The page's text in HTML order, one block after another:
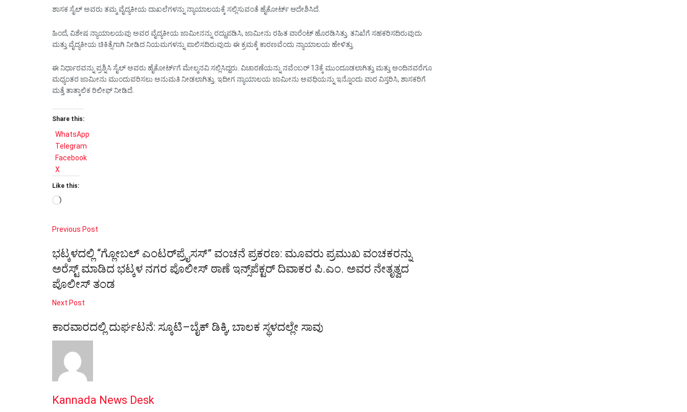
ಶಾಸಕ ಸೈಲ್ ಅವರು ತಮ್ಮ ವೈದ್ಯಕೀಯ ದಾಖಲೆಗಳನ್ನು ನ್ಯಾಯಾಲಯಕ್ಕೆ ಸಲ್ಲಿಸುವಂತೆ ಹೈಕೋರ್ಟ್ ಆದೇಶಿಸಿದೆ.
ಹಿಂದೆ, ವಿಶೇಷ ನ್ಯಾಯಾಲಯವು ಅವರ ವೈದ್ಯಕೀಯ ಜಾಮೀನನ್ನು ರದ್ದುಪಡಿಸಿ, ಜಾಮೀನು ರಹಿತ ವಾರೆಂಟ್ ಹೊರಡಿಸಿತ್ತು. ತನಿಖೆಗೆ ಸಹಕರಿಸದಿರುವುದು
ಮತ್ತು ವೈದ್ಯಕೀಯ ಚಿಕಿತ್ಸೆಗಾಗಿ ನೀಡಿದ ನಿಯಮಗಳನ್ನು ಪಾಲಿಸದಿರುವುದು ಈ ಕ್ರಮಕ್ಕೆ ಕಾರಣವೆಂದು ನ್ಯಾಯಾಲಯ ಹೇಳಿತ್ತು.
ಈ ನಿರ್ಧಾರವನ್ನು ಪ್ರಶ್ನಿಸಿ ಸೈಲ್ ಅವರು ಹೈಕೋರ್ಟ್‌ಗೆ ಮೇಲ್ಮನವಿ ಸಲ್ಲಿಸಿದ್ದರು. ವಿಚಾರಣೆಯನ್ನು ನವೆಂಬರ್ 13ಕ್ಕೆ ಮುಂದೂಡಲಾಗಿತ್ತು ಮತ್ತು ಅಂದಿನವರೆಗೂ
ಮಧ್ಯಂತರ ಜಾಮೀನು ಮುಂದುವರಿಸಲು ಅನುಮತಿ ನೀಡಲಾಗಿತ್ತು. ಇದೀಗ ನ್ಯಾಯಾಲಯ ಜಾಮೀನು ಅವಧಿಯನ್ನು ಇನ್ನೊಂದು ವಾರ ವಿಸ್ತರಿಸಿ, ಶಾಸಕರಿಗೆ
ಮತ್ತೆ ತಾತ್ಕಾಲಿಕ ರಿಲೀಫ್ ನೀಡಿದೆ.
Share this:
WhatsApp
Telegram
Facebook
X
Like this:
Loading…
Previous Post
ಭಟ್ಕಳದಲ್ಲಿ “ಗ್ಲೋಬಲ್ ಎಂಟರ್‌ಪ್ರೈಸಸ್” ವಂಚನೆ ಪ್ರಕರಣ: ಮೂವರು ಪ್ರಮುಖ ವಂಚಕರನ್ನು
ಅರೆಸ್ಟ್ ಮಾಡಿದ ಭಟ್ಕಳ ನಗರ ಪೊಲೀಸ್ ಠಾಣೆ ಇನ್ಸ್‌ಪೆಕ್ಟರ್ ದಿವಾಕರ ಪಿ.ಎಂ. ಅವರ ನೇತೃತ್ವದ
ಪೊಲೀಸ್ ತಂಡ
Next Post
ಕಾರವಾರದಲ್ಲಿ ದುರ್ಘಟನೆ: ಸ್ಕೂಟಿ–ಬೈಕ್ ಡಿಕ್ಕಿ, ಬಾಲಕ ಸ್ಥಳದಲ್ಲೇ ಸಾವು
Kannada News Desk